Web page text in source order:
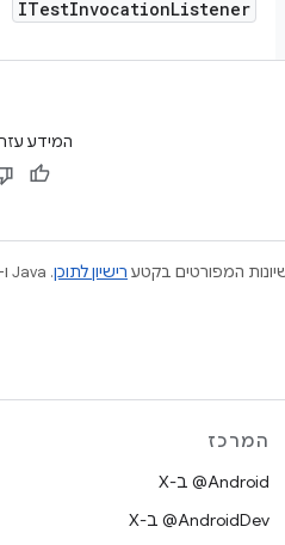
ITestInvocationListener
המידע
המפורטים בקטע רישיון לתוכן
המרכז
‫‎@Android ב-X
‫‎@AndroidDev ב-X